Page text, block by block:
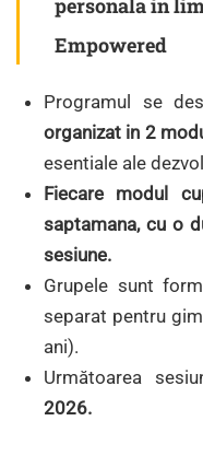
personala in
Empowered
Programul se
organizat in 2
esentiale ale
Fiecare modul
saptamana, cu o
sesiune.
Grupele sunt
separat pentru
ani).
Următoarea
2026.